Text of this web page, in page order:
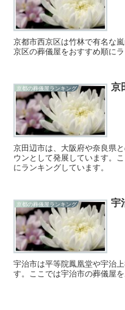
京都市西京区は竹林で有名な
京区の葬儀屋をおすすめ順にラ
京都の葬儀屋ランキング 京
京田辺市は、大阪府や奈良県
ウンとして発展しています。
にランキングしています。
京都の葬儀屋ランキング 宇
宇治市は平等院鳳凰堂や宇治
す。ここでは宇治市の葬儀屋